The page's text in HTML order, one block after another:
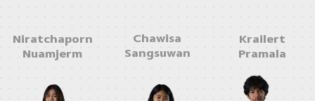
Niratchaporn
Nuamjerm
Chawisa
Sangsuwan
Krailert
Pramala